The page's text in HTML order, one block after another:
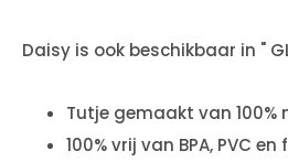
Daisy is ook beschikbaar in "
Tutje gemaakt van 100%
100% vrij van BPA, PVC